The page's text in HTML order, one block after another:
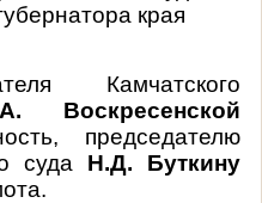
края
Камчатского
Воскресенской
председателю
суда Н.Д. Буткину